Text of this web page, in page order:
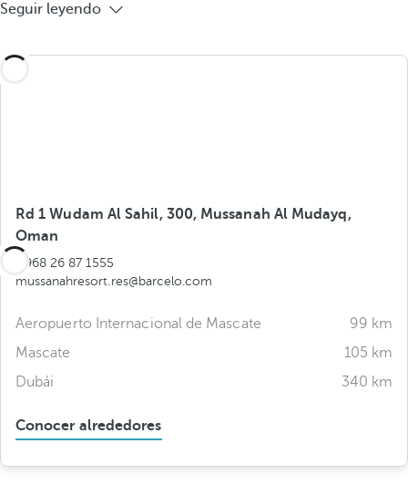
Seguir leyendo
Rd 1 Wudam Al Sahil, 300, Mussanah Al Mudayq,
Oman
+968 26 87 1555
mussanahresort.res@barcelo.com
Aeropuerto Internacional de Mascate
99 km
Mascate
105 km
Dubái
340 km
Conocer alrededores